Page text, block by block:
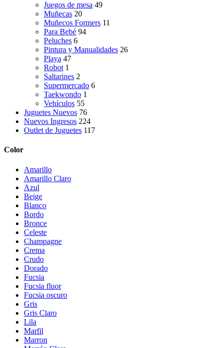
Juegos de mesa 49
Muñecas 20
Muñecos Formers 11
Para Bebé 94
Peluches 6
Pintura y Manualidades 26
Playa 47
Robot 1
Saltarines 2
Supermercado 6
Taekwondo 1
Vehículos 55
Juguetes Nuevos 76
Nuevos Ingresos 224
Outlet de Juguetes 117
Color
Amarillo
Amarillo Claro
Azul
Beige
Blanco
Bordo
Bronce
Celeste
Champagne
Crema
Crudo
Dorado
Fucsia
Fucsia fluor
Fucsia oscuro
Gris
Gris Claro
Lila
Marfil
Marron